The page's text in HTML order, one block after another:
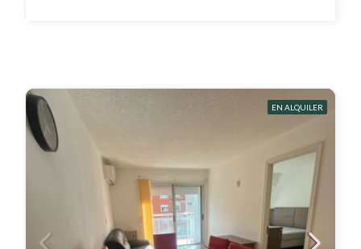
EN ALQUILER